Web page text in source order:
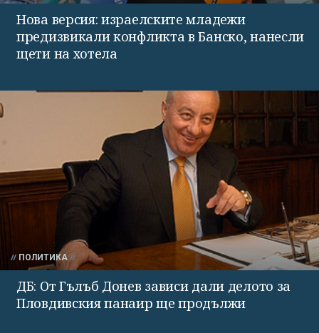
Нова версия: израелските младежи
предизвикали конфликта в Банско, нанесли
щети на хотела
ПОЛИТИКА
ДБ: От Гълъб Донев зависи дали делото за
Пловдивския панаир ще продължи